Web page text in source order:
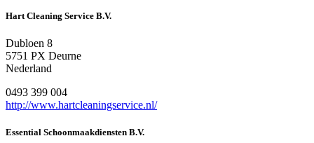
Hart Cleaning Service B.V.
Dubloen 8
5751 PX Deurne
Nederland
0493 399 004
http://www.hartcleaningservice.nl/
Essential Schoonmaakdiensten B.V.